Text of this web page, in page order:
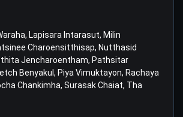
, Lapisara Intarasut, Milin
Charoensitthisap, Nutthasid
Jencharoentham, Pathsitar
Benyakul , Piya Vimuktayon, Rachaya
Chankimha, Surasak Chaiat, Tha